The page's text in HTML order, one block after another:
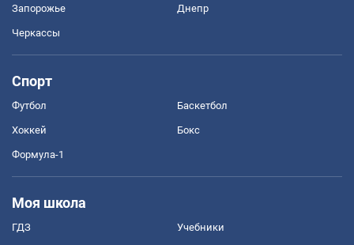
Запорожье Днепр
Черкассы
Спорт
Футбол Баскетбол
Хоккей Бокс
Формула-1
Моя школа
ГДЗ Учебники